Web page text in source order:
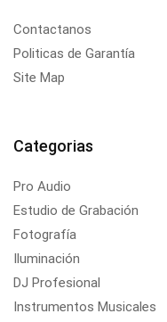
Contactanos
Politicas de Garantía
Site Map
Categorias
Pro Audio
Estudio de Grabación
Fotografía
Iluminación
DJ Profesional
Instrumentos Musicales